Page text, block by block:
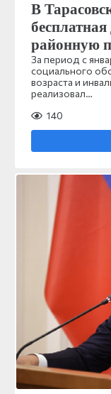
В
районную
За период с
социального
возраста и
реализовал…
140